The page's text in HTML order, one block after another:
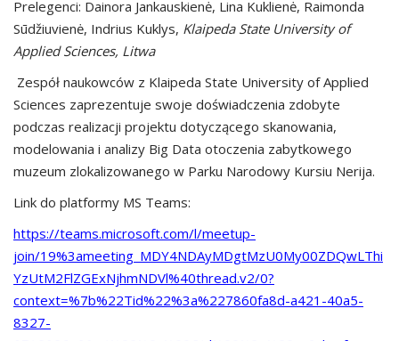
Prelegenci: Dainora Jankauskienė, Lina Kuklienė, Raimonda
Sūdžiuvienė, Indrius Kuklys, Klaipeda State University of
Applied Sciences, Litwa
Zespół naukowców z Klaipeda State University of Applied
Sciences zaprezentuje swoje doświadczenia zdobyte
podczas realizacji projektu dotyczącego skanowania,
modelowania i analizy Big Data otoczenia zabytkowego
muzeum zlokalizowanego w Parku Narodowy Kursiu Nerija.
Link do platformy MS Teams:
https://teams.microsoft.com/l/meetup-
join/19%3ameeting_MDY4NDAyMDgtMzU0My00ZDQwLThi
YzUtM2FlZGExNjhmNDVl%40thread.v2/0?
context=%7b%22Tid%22%3a%227860fa8d-a421-40a5-
8327-